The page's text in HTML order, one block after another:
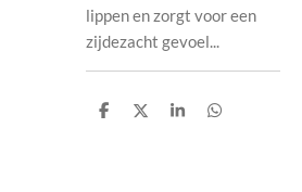
lippen en zorgt voor een
zijdezacht gevoel...
D
D
S
D